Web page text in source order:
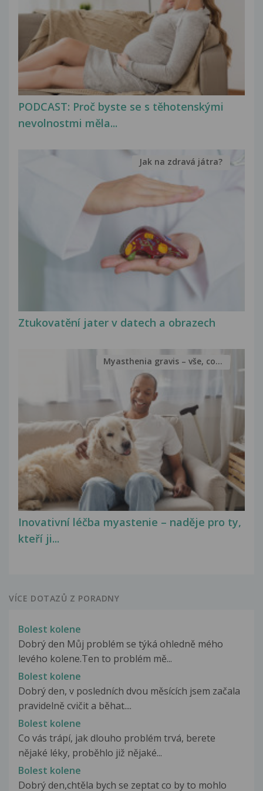
PODCAST: Proč byste se s těhotenskými
nevolnostmi měla...
Ztukovatění jater v datech a obrazech
Jak na zdravá játra?
Inovativní léčba myastenie – naděje pro ty,
kteří ji...
Myasthenia gravis – vše, co...
VÍCE DOTAZŮ Z PORADNY
Bolest kolene
Dobrý den Můj problém se týká ohledně mého
levého kolene.Ten to problém mě...
Bolest kolene
Dobrý den, v posledních dvou měsících jsem začala
pravidelně cvičit a běhat....
Bolest kolene
Co vás trápí, jak dlouho problém trvá, berete
nějaké léky, proběhlo již nějaké...
Bolest kolene
Dobrý den,chtěla bych se zeptat co by to mohlo